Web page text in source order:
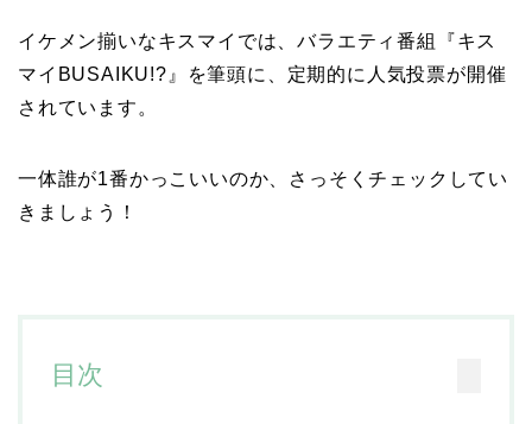
イケメン揃いなキスマイでは、バラエティ番組『キス
マイBUSAIKU!?』を筆頭に、定期的に人気投票が開催
されています。
一体誰が1番かっこいいのか、さっそくチェックしてい
きましょう！
目次